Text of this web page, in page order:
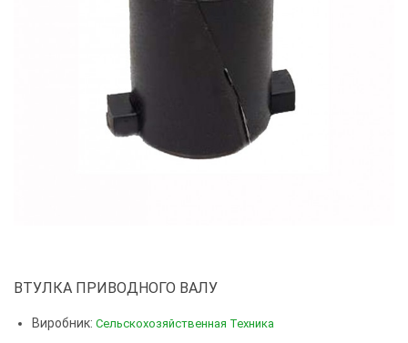
ВТУЛКА ПРИВОДНОГО ВАЛУ
Виробник: Сельскохозяйственная Техника